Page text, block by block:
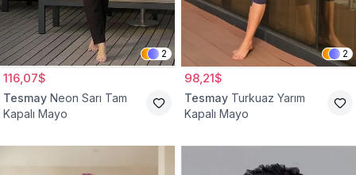
2
116,07$
Tesmay Neon Sarı Tam
Kapalı Mayo
2
98,21$
Tesmay Turkuaz Yarım
Kapalı Mayo